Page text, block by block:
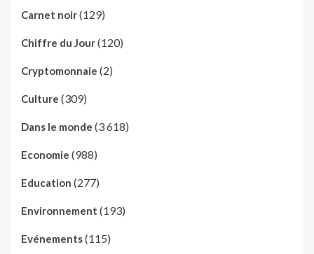
Carnet noir(129)
Chiffre du Jour(120)
Cryptomonnaie (2)
Culture (309)
Dans le monde (3 618)
Economie (988)
Education (277)
Environnement (193)
Evénements(115)